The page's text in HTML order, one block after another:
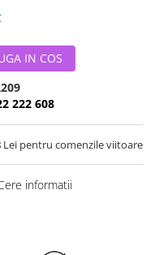
IN COS
222 608
Lei pentru comenzile viitoare
informatii